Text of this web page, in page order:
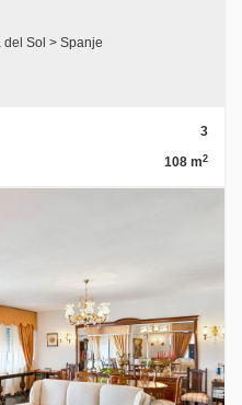
del Sol > Spanje
3
108 m2